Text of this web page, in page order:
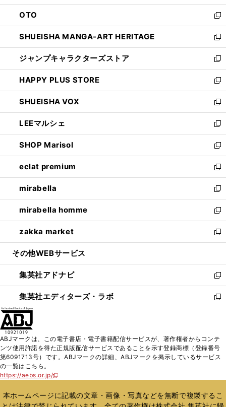
ウ
で
開
く
ン
ド
ウ
で
開
く
OTO
新
し
い
ウ
ィ
ン
ド
ウ
で
開
く
SHUEISHA MANGA-ART HERITAGE
新
し
い
ウ
ィ
ン
ド
ウ
で
開
く
ジャンプキャラクターズストア
新
し
い
ウ
ィ
ン
ド
ウ
で
開
く
HAPPY PLUS STORE
新
し
い
ウ
ィ
ン
ド
ウ
で
開
く
SHUEISHA VOX
新
し
い
ウ
ィ
ン
ド
ウ
で
開
く
LEEマルシェ
新
し
い
ウ
ィ
ン
ド
ウ
で
開
く
SHOP Marisol
新
し
い
ウ
ィ
ン
ド
ウ
で
開
eclat premium
新
し
い
ウ
ィ
ン
ド
ウ
開
く
mirabella
新
し
い
ウ
ィ
ン
ウ
で
開
く
mirabella homme
新
し
い
ウ
ン
ド
ウ
で
zakka market
新
し
ウ
ィ
ン
ド
く
その他WEBサービス
集英社アドナビ
新
し
い
ド
ウ
で
集英社エディターズ・ラボ
新
ィ
ン
ド
開
く
ABJマークは、この電子書店・電子書籍配信サービスが、著作権者からコンテ
ンツ使用許諾を得た正規版配信サービスであることを示す登録商標（登録番号
第6091713号）です。ABJマークの詳細、ABJマークを掲示しているサービス
の一覧はこちら。
https://aebs.or.jp/
新
い
ウ
本ホームページに記載の文章・画像・写真などを無断で複製するこ